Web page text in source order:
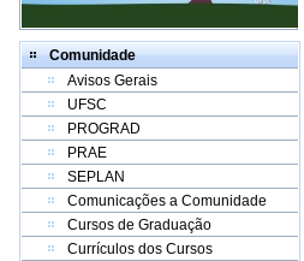
Comunidade
Avisos Gerais
UFSC
PROGRAD
PRAE
SEPLAN
Comunicações a Comunidade
Cursos de Graduação
Currículos dos Cursos